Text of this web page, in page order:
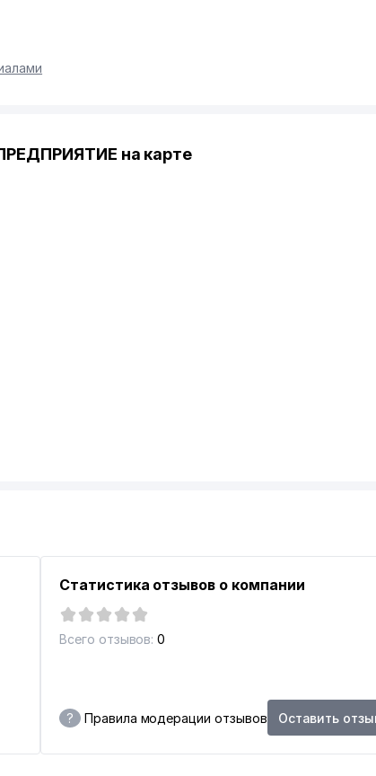
на карте
Статистика отзывов о компании
Всего отзывов: 0
? Правила модерации отзывов Оставить